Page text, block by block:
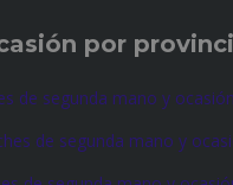
por
de segunda mano y ocasión
de segunda mano y